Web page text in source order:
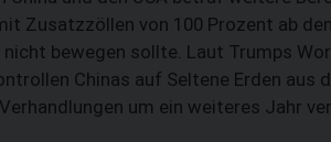
Zusatzzöllen von 100 Prozent ab
nicht bewegen sollte. Laut Trumps
Chinas auf Seltene Erden aus
um ein weiteres Jahr